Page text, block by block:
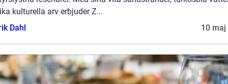
kulturella arv erbjuder Z...
Dahl
10 maj